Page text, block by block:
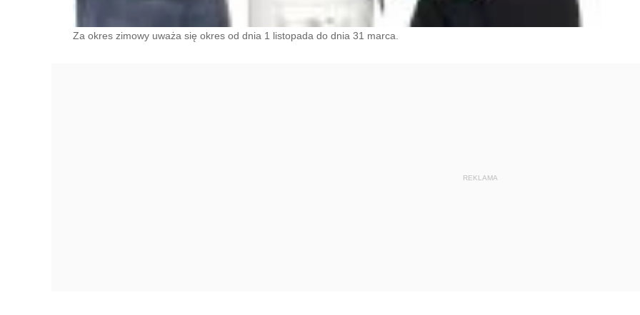
Za okres zimowy uważa się okres od dnia 1 listopada do dnia 31 marca.